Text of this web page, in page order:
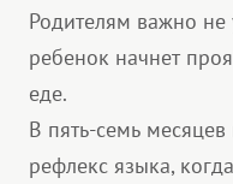
Родителям важно не
ребенок начнет
еде.
В пять-семь
рефлекс языка,